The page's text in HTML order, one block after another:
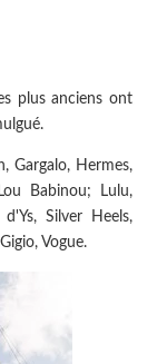
plus anciens ont
Gargalo, Hermes,
Babinou; Lulu,
Silver Heels,
Vogue.